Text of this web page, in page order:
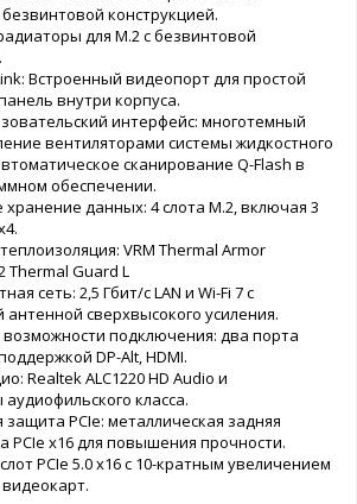
конструкцией.
для M.2 с безвинтовой
Встроенный видеопорт для простой
внутри корпуса.
интерфейс: многотемный
вентиляторами системы жидкостного
сканирование Q-Flash в
обеспечении.
данных: 4 слота M.2, включая 3
VRM Thermal Armor
Thermal Guard L
сеть: 2,5 Гбит/с LAN и Wi-Fi 7 с
сверхвысокого усиления.
подключения: два порта
DP-Alt, HDMI.
Realtek ALC1220 HD Audio и
класса.
PCIe: металлическая задняя
PCIe x16 для повышения прочности.
слот PCIe 5.0 x16 с 10-кратным увеличением